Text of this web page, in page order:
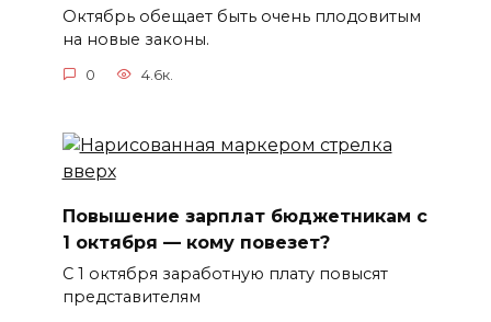
Октябрь обещает быть очень плодовитым
на новые законы.
0 4.6к.
Повышение зарплат бюджетникам с
1 октября — кому повезет?
С 1 октября заработную плату повысят
представителям